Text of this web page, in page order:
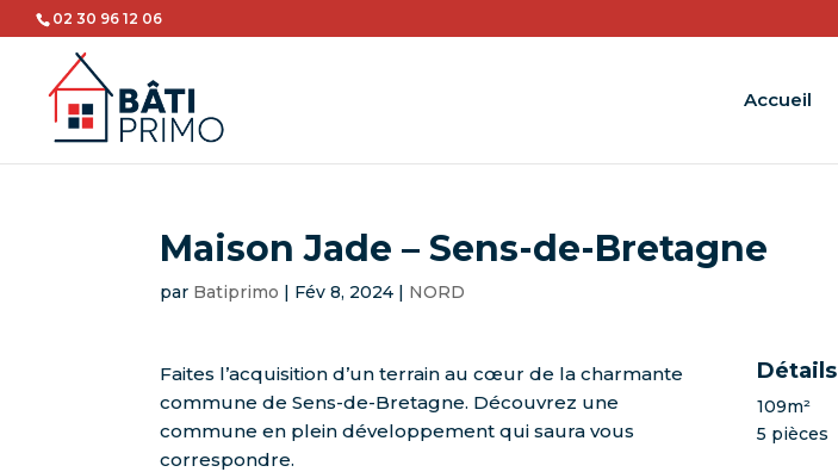
02 30 96 12 06
Accueil
Maison Jade – Sens-de-Bretagne
par Batiprimo | Fév 8, 2024 | NORD
Faites l’acquisition d’un terrain au cœur de la charmante
commune de Sens-de-Bretagne. Découvrez une
commune en plein développement qui saura vous
correspondre.
Détails
109m²
5 pièces